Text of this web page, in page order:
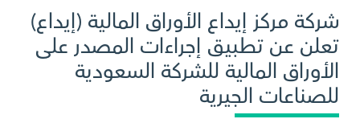
شركة مركز إيداع الأوراق المالية (إيداع)
تعلن عن تطبيق إجراءات المصدر على
الأوراق المالية للشركة السعودية
للصناعات الجيرية